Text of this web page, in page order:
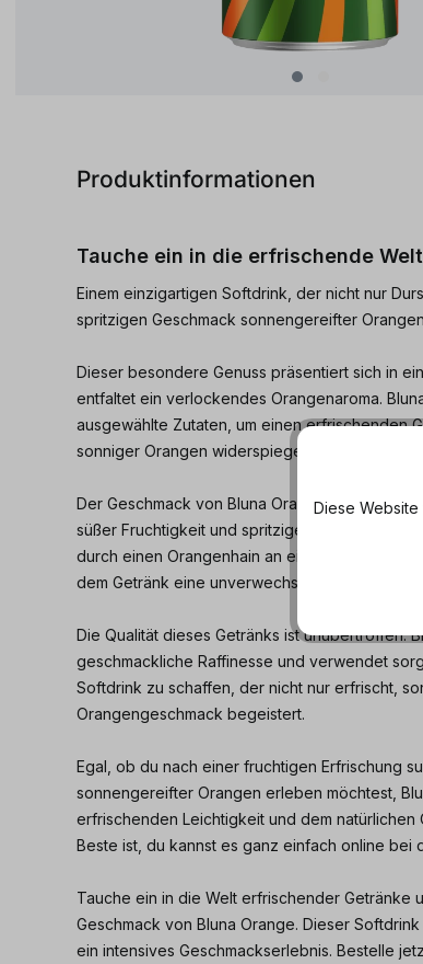
Produktinformationen
Tauche ein in die erfrischende
Einem einzigartigen Softdrink, der nicht nur
spritzigen Geschmack sonnengereifter
Dieser besondere Genuss präsentiert sich in
entfaltet ein verlockendes Orangenaroma.
ausgewählte Zutaten, um einen erfrischenden
sonniger Orangen widerspiegelt.
Der Geschmack von Bluna Orange zeichnet
süßer Fruchtigkeit und spritziger Frische aus.
durch einen Orangenhain an einem sonnigen
dem Getränk eine unverwechselbare Note.
Die Qualität dieses Getränks ist unübertroffen.
geschmackliche Raffinesse und verwendet
Softdrink zu schaffen, der nicht nur erfrischt,
Orangengeschmack begeistert.
Egal, ob du nach einer fruchtigen Erfrischung
sonnengereifter Orangen erleben möchtest,
erfrischenden Leichtigkeit und dem natürlichen
Beste ist, du kannst es ganz einfach online bei
Tauche ein in die Welt erfrischender Getränke
Geschmack von Bluna Orange. Dieser
ein intensives Geschmackserlebnis. Bestelle
Diese